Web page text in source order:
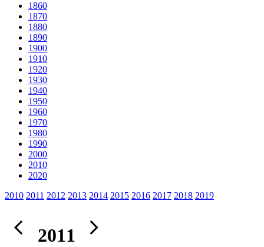
1860
1870
1880
1890
1900
1910
1920
1930
1940
1950
1960
1970
1980
1990
2000
2010
2020
2010 2011 2012 2013 2014 2015 2016 2017 2018 2019
2011